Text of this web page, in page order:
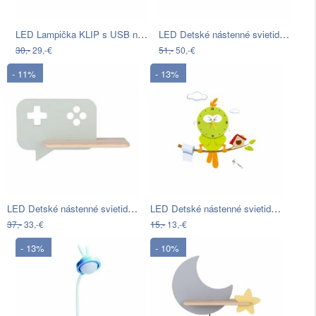
LED Lampička KLIP s USB nabíjaním LED…
30,-29,-€
LED Detské nástenné svietidlo s…
51,-50,-€
- 11%
LED Detské nástenné svietidlo s…
37,-33,-€
- 13%
LED Detské nástenné svietidlo s…
15,-13,-€
- 13% - 10%